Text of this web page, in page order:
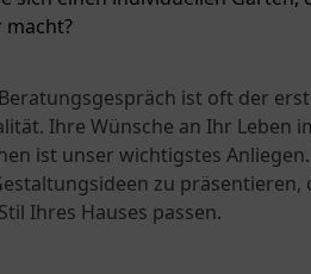
macht?
ist oft der
Ihre Wünsche an Ihr Leben
ist unser wichtigstes
zu präsentieren,
Ihres Hauses passen.